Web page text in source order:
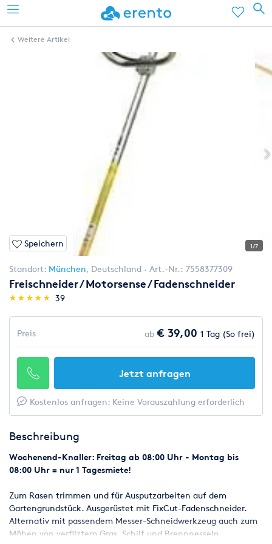
Weitere Artikel
Speichern 1/7
Standort: München, Deutschland Art.-Nr.: 7558377309
Freischneider / Motorsense / Fadenschneider
(*)
★
★
(*)★
★
(*) ★
★
(*) ★
★
(*) ★
★ 39
Preis ab € 39,00 1 Tag (So frei)
Jetzt anfragen
Kostenlos anfragen: Keine Vorauszahlung erforderlich
Beschreibung
Wochenend-Knaller: Freitag ab 08:00 Uhr - Montag bis
08:00 Uhr = nur 1 Tagesmiete!
Zum Rasen trimmen und für Ausputzarbeiten auf dem
Gartengrundstück. Ausgerüstet mit FixCut-Fadenschneider.
Alternativ mit passendem Messer-Schneidwerkzeug auch zum
Mähen von verfilztem Gras, Schilf und Brennnesseln.